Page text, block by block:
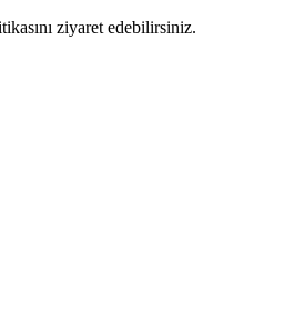
ziyaret edebilirsiniz.